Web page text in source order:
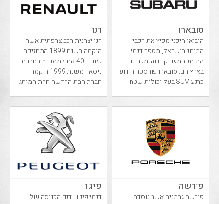
סובארו
היבואן היפני מפיץ את רכבי
המותג בישראל, מספר דגמי
המותג המשווקים והנמכרים
בארץ הם: סובארו פורסטר הידוע
כרגע SUV בעל יכולות שטח
רנו
רנו יצרנית רכב צרפתית אשר
הוקמה בשנת 1899 המחזיקה
כיום כ 40 אחוז ממניות בחברת
ניסאן ומשנת 1999 הוקמה
חברת הבת החדשה חחת המותג
פורשה
פורשה גרמניה אשר נוסדה
פיג'ו
דגמי פיג'ו : דגם הכניסה של